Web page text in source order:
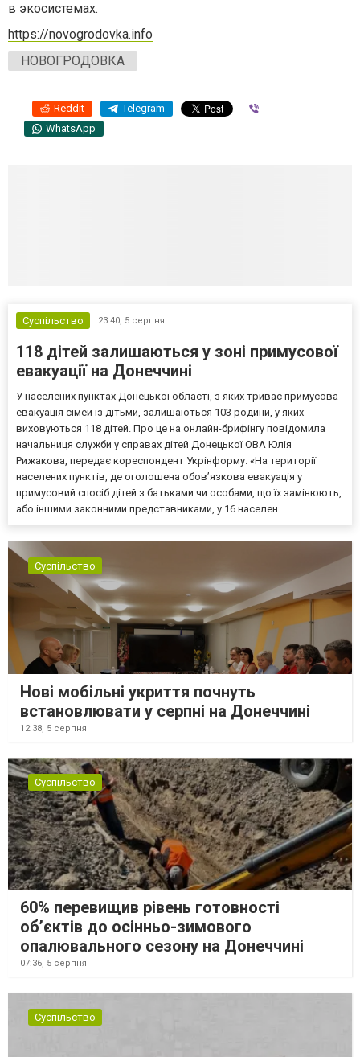
в экосистемах.
https://novogrodovka.info
НОВОГРОДОВКА
Reddit Telegram
WhatsApp
Суспільство 23:40, 5 серпня
118 дітей залишаються у зоні примусової
евакуації на Донеччині
У населених пунктах Донецької області, з яких триває примусова
евакуація сімей із дітьми, залишаються 103 родини, у яких
виховуються 118 дітей. Про це на онлайн-брифінгу повідомила
начальниця служби у справах дітей Донецької ОВА Юлія
Рижакова, передає кореспондент Укрінформу. «На території
населених пунктів, де оголошена обов’язкова евакуація у
примусовий спосіб дітей з батьками чи особами, що їх замінюють,
або іншими законними представниками, у 16 населен...
Суспільство
Нові мобільні укриття почнуть
встановлювати у серпні на Донеччині
12:38, 5 серпня
Суспільство
60% перевищив рівень готовності
об’єктів до осінньо-зимового
опалювального сезону на Донеччині
07:36, 5 серпня
Суспільство